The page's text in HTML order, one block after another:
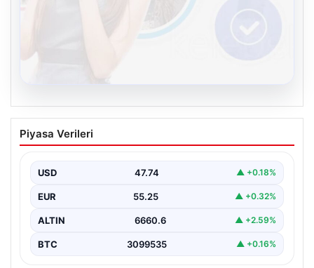
Kelebek.Org İle Sanal İletişimin Seviyeli
Adresi Ve Sohbet Deneyimi
kurması büyük bir önem ifade etmektedir. Güncel…
Piyasa Verileri
USD 47.74 ▲ +0.18%
EUR 55.25 ▲ +0.32%
ALTIN 6660.6 ▲ +2.59%
BTC 3099535 ▲ +0.16%